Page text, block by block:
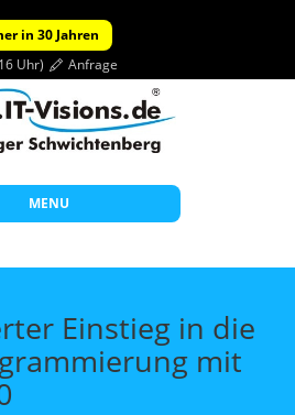
in 30 Jahren
Uhr) Anfrage
MENU
Schulungen
Einstieg in die
mit